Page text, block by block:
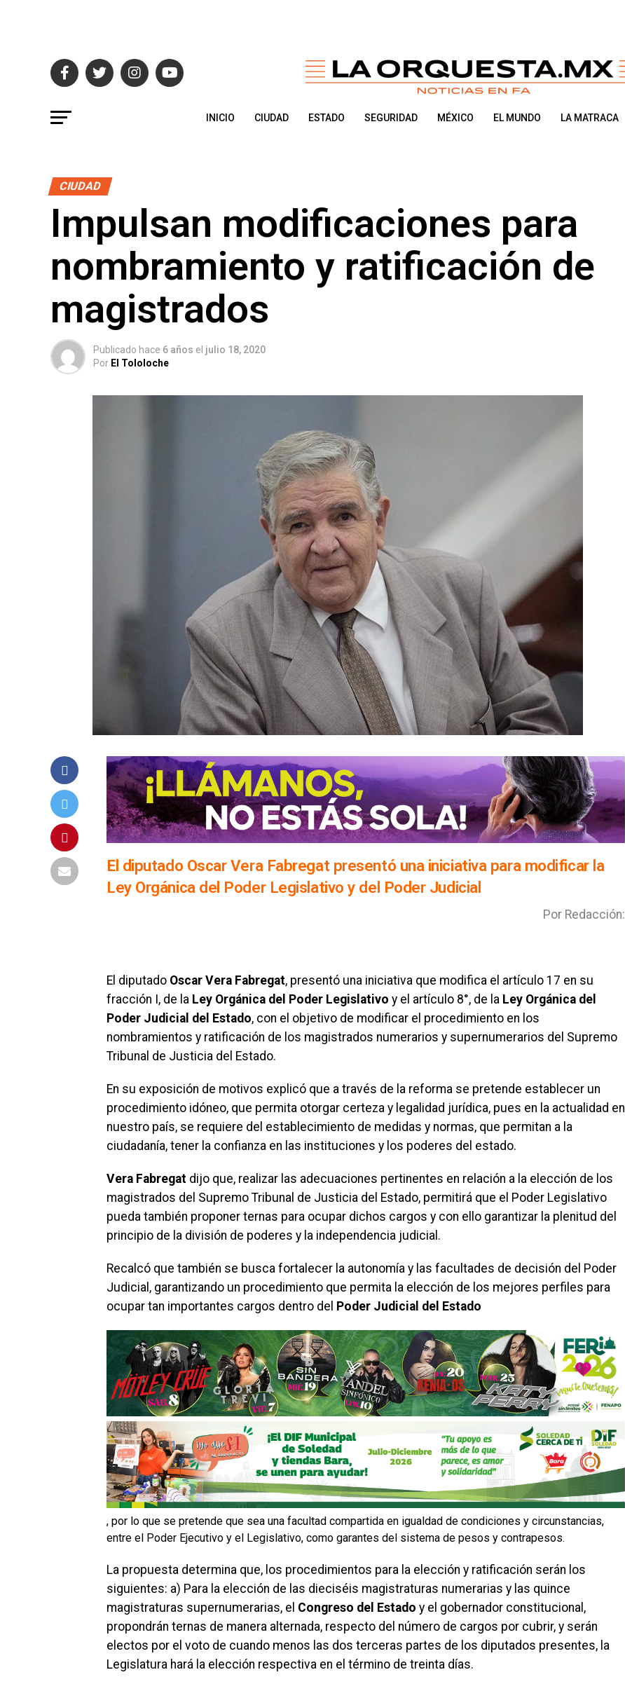
INICIO CIUDAD ESTADO SEGURIDAD MÉXICO EL MUNDO LA MATRACA
CIUDAD
Impulsan modificaciones para
nombramiento y ratificación de
magistrados
Publicado hace 6 años el julio 18, 2020
Por El Tololoche
El diputado Oscar Vera Fabregat presentó una iniciativa para modificar la
Ley Orgánica del Poder Legislativo y del Poder Judicial
Por Redacción:
El diputado Oscar Vera Fabregat, presentó una iniciativa que modifica el artículo 17 en su
fracción I, de la Ley Orgánica del Poder Legislativo y el artículo 8°, de la Ley Orgánica del
Poder Judicial del Estado, con el objetivo de modificar el procedimiento en los
nombramientos y ratificación de los magistrados numerarios y supernumerarios del Supremo
Tribunal de Justicia del Estado.
En su exposición de motivos explicó que a través de la reforma se pretende establecer un
procedimiento idóneo, que permita otorgar certeza y legalidad jurídica, pues en la actualidad en
nuestro país, se requiere del establecimiento de medidas y normas, que permitan a la
ciudadanía, tener la confianza en las instituciones y los poderes del estado.
Vera Fabregat dijo que, realizar las adecuaciones pertinentes en relación a la elección de los
magistrados del Supremo Tribunal de Justicia del Estado, permitirá que el Poder Legislativo
pueda también proponer ternas para ocupar dichos cargos y con ello garantizar la plenitud del
principio de la división de poderes y la independencia judicial.
Recalcó que también se busca fortalecer la autonomía y las facultades de decisión del Poder
Judicial, garantizando un procedimiento que permita la elección de los mejores perfiles para
ocupar tan importantes cargos dentro del Poder Judicial del Estado
, por lo que se pretende que sea una facultad compartida en igualdad de condiciones y circunstancias,
entre el Poder Ejecutivo y el Legislativo, como garantes del sistema de pesos y contrapesos.
La propuesta determina que, los procedimientos para la elección y ratificación serán los
siguientes: a) Para la elección de las dieciséis magistraturas numerarias y las quince
magistraturas supernumerarias, el Congreso del Estado y el gobernador constitucional,
propondrán ternas de manera alternada, respecto del número de cargos por cubrir, y serán
electos por el voto de cuando menos las dos terceras partes de los diputados presentes, la
Legislatura hará la elección respectiva en el término de treinta días.